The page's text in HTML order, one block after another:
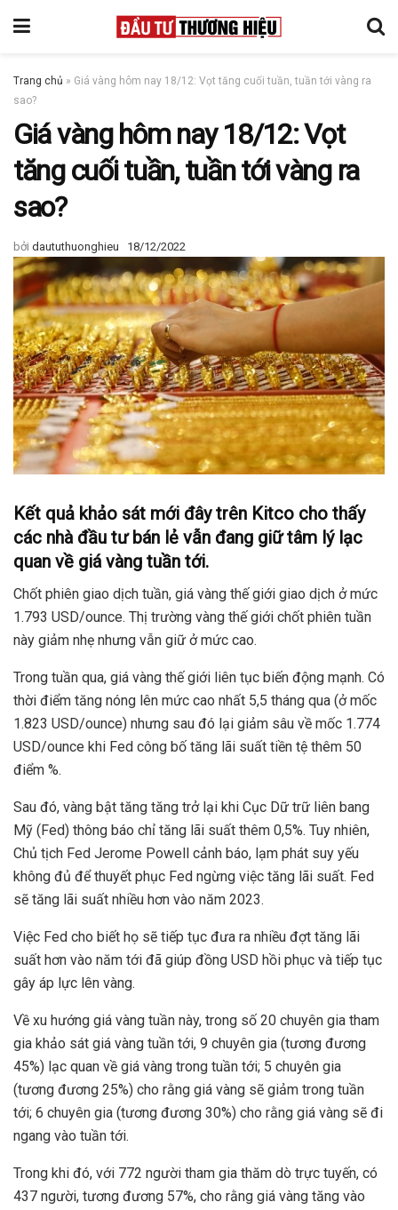
Trang chủ » Giá vàng hôm nay 18/12: Vọt tăng cuối tuần, tuần tới vàng ra
sao?
Giá vàng hôm nay 18/12: Vọt
tăng cuối tuần, tuần tới vàng ra
sao?
bởi daututhuonghieu 18/12/2022
Kết quả khảo sát mới đây trên Kitco cho thấy
các nhà đầu tư bán lẻ vẫn đang giữ tâm lý lạc
quan về giá vàng tuần tới.
Chốt phiên giao dịch tuần, giá vàng thế giới giao dịch ở mức
1.793 USD/ounce. Thị trường vàng thế giới chốt phiên tuần
này giảm nhẹ nhưng vẫn giữ ở mức cao.
Trong tuần qua, giá vàng thế giới liên tục biến động mạnh. Có
thời điểm tăng nóng lên mức cao nhất 5,5 tháng qua (ở mốc
1.823 USD/ounce) nhưng sau đó lại giảm sâu về mốc 1.774
USD/ounce khi Fed công bố tăng lãi suất tiền tệ thêm 50
điểm %.
Sau đó, vàng bật tăng tăng trở lại khi Cục Dữ trữ liên bang
Mỹ (Fed) thông báo chỉ tăng lãi suất thêm 0,5%. Tuy nhiên,
Chủ tịch Fed Jerome Powell cảnh báo, lạm phát suy yếu
không đủ để thuyết phục Fed ngừng việc tăng lãi suất. Fed
sẽ tăng lãi suất nhiều hơn vào năm 2023.
Việc Fed cho biết họ sẽ tiếp tục đưa ra nhiều đợt tăng lãi
suất hơn vào năm tới đã giúp đồng USD hồi phục và tiếp tục
gây áp lực lên vàng.
Về xu hướng giá vàng tuần này, trong số 20 chuyên gia tham
gia khảo sát giá vàng tuần tới, 9 chuyên gia (tương đương
45%) lạc quan về giá vàng trong tuần tới; 5 chuyên gia
(tương đương 25%) cho rằng giá vàng sẽ giảm trong tuần
tới; 6 chuyên gia (tương đương 30%) cho rằng giá vàng sẽ đi
ngang vào tuần tới.
Trong khi đó, với 772 người tham gia thăm dò trực tuyến, có
437 người, tương đương 57%, cho rằng giá vàng tăng vào